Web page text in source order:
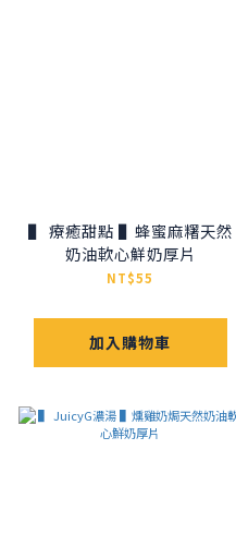
▌ 療癒甜點 ▌蜂蜜麻糬天然
奶油軟心鮮奶厚片
NT$55
加入購物車